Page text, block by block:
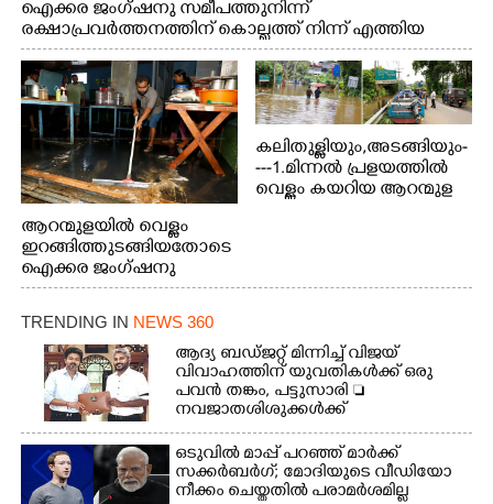
ഐക്കര ജംഗ്ഷനു സമീപത്തുനിന്ന്
രക്ഷാപ്രവർത്തനത്തിന് കൊല്ലത്ത് നിന്ന് എത്തിയ
ബോട്ടുകൾ തിരികെക്കൊണ്ടുപോകുന്നു.
ആറന്മുളയിൽ വെള്ളം
ഇറങ്ങിത്തുടങ്ങിയതോടെ
ഐക്കര ജംഗ്ഷനു
സമീപം ആറന്മുള
കിടങ്ങന്നൂർ റോഡിന്
സമീപം പ്രവർത്തിക്കു
ആറന്മുള തട്ടുകട കഴുകി
വൃത്തിയാക്കുന്നു.
കലിതുള്ളിയും,അടങ്ങിയും-
---1.മിന്നൽ പ്രളയത്തിൽ
വെള്ളം കയറിയ ആറന്മുള
ഇറങ്ങിപ്പോൾ
ത്തിന് ഓച്ചിറ അഴിക്കലിൽ
നിന്ന്എത്തിച്ച ബോട്ടും.
TRENDING IN NEWS 360
ആദ്യ ബഡ്ജറ്റ് മിന്നിച്ച് വിജയ്
വിവാഹത്തിന് യുവതികൾക്ക് ഒരു
പവൻ തങ്കം, പട്ടുസാരി 
നവജാതശിശുക്കൾക്ക്
സ്വർണമോതിരം  വിദ്യാർത്ഥികൾക്ക്
സൈക്കിൾ
ഒടുവിൽ മാപ്പ് പറഞ്ഞ് മാർക്ക്
സക്കർബർഗ്; മോദിയുടെ വീഡിയോ
നീക്കം ചെയ്തതിൽ പരാമർശമില്ല